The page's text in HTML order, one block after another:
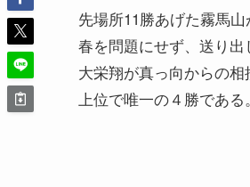
先場所11勝あげた霧馬
春を問題にせず、送り出
大栄翔が真っ向からの相
上位で唯一の４勝である。